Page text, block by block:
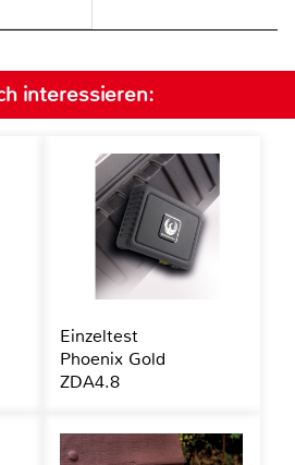
interessieren:
Einzeltest
Phoenix Gold
ZDA4.8